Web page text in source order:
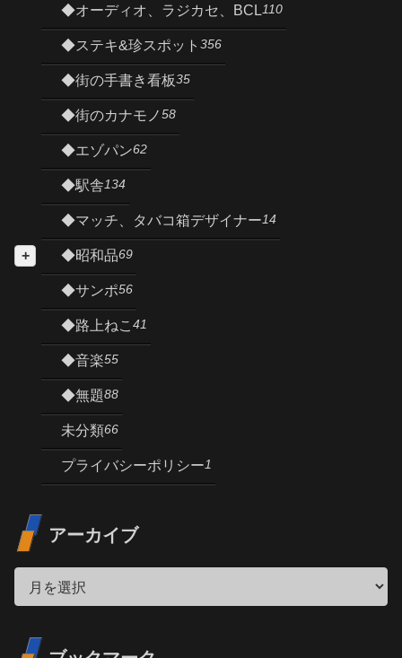
◆オーディオ、ラジカセ、BCL110
◆ステキ&珍スポット 356
◆街の手書き看板35
◆街のカナモノ58
◆エゾパン62
◆駅舎134
◆マッチ、タバコ箱デザイナー14
◆昭和品69
◆サンポ56
◆路上ねこ 41
◆音楽55
◆無題88
未分類66
プライバシーポリシー1
アーカイブ